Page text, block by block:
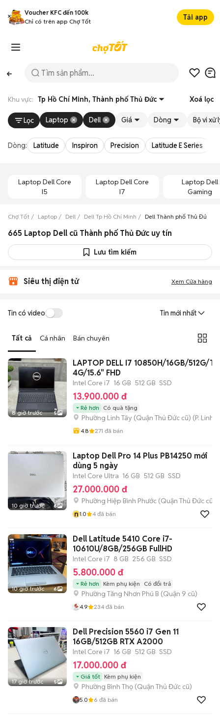
Voucher KFC đến 100k
Chỉ có trên app Chợ Tốt
Tải app
Khu vực: Tp Hồ Chí Minh, Thành phố Thủ Đức Xoá lọc
Lọc Laptop Dell Giá Dòng Bộ vi xử
Dòng: Latitude Inspiron Precision Latitude E Series
Laptop Dell Core
I5
Laptop Dell Core
I7
Laptop Dell
Gaming
Chợ Tốt Laptop Dell Dell Tp Hồ Chí Minh Dell Thành phố Thủ Đức
665 Laptop Dell cũ Thành phố Thủ Đức uy tín
Lưu tìm kiếm
Siêu thị điện tử Xem Cửa hàng
Tin có video Tin mới nhất
Tất cả Cá nhân Bán chuyên
8 giờ trước 5
LAPTOP DELL I7 10850H/16GB/512G/
4G/15.6" FHD
Intel Core i7 16 GB 512 GB SSD
13.900.000 đ
Rẻ hơn Có quà tặng
Phường Linh Tây (Quận Thủ Đức cũ) (P. Linh
4.8 271 đã bán
10 giờ trước 6
Laptop Dell Pro 14 Plus PB14250 mới
dùng 5 ngày
Intel Core Ultra 16 GB 512 GB SSD
27.000.000 đ
Phường Hiệp Bình Phước (Quận Thủ Đức cũ)
n1.0 4 đã bán
10 giờ trước 6
Dell Latitude 5410 Core i7-
10610U/8GB/256GB FullHD
Intel Core i7 8 GB 256 GB SSD
5.800.000 đ
Rẻ hơn Kèm phụ kiện Có đổi trả
Phường Tăng Nhơn Phú B (Quận 9 cũ)
4.9 234 đã bán
17 giờ trước 5
Dell Precision 5560 i7 Gen 11
16GB/512GB RTX A2000
Intel Core i7 16 GB 512 GB SSD
17.000.000 đ
Giá tốt Kèm phụ kiện
Phường Bình Thọ (Quận Thủ Đức cũ)
5.0 6 đã bán